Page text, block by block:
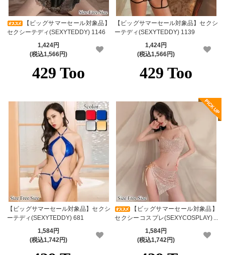
【ビッグサマーセール対象品】
セクシーテディ(SEXYTEDDY) 1146
1,424円
(税込1,566円)
【ビッグサマーセール対象品】セクシ
ーテディ(SEXYTEDDY) 1139
1,424円
(税込1,566円)
【ビッグサマーセール対象品】セクシ
ーテディ(SEXYTEDDY) 681
1,584円
(税込1,742円)
【ビッグサマーセール対象品】
セクシーコスプレ(SEXYCOSPLAY) 3
1,584円
(税込1,742円)